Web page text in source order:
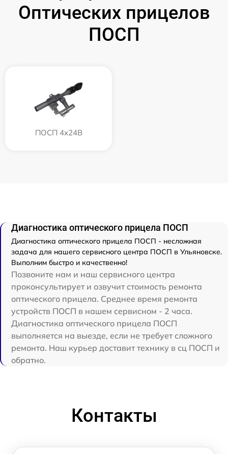
Оптических прицелов
ПОСП
ПОСП 4x24B
Диагностика оптического прицела ПОСП
Диагностика оптического прицела ПОСП - несложная
задача для нашего сервисного центра ПОСП в Ульяновске.
Выполним быстро и качественно!
Позвоните нам и наш сервисного центра
проконсультирует и озвучит стоимость ремонта
оптического прицела. Среднее время ремонта
устройств ПОСП в нашем сервисном - 2 часа.
Диагностика оптического прицела ПОСП
выполняется на выезде, если не требует сложного
ремонта. Наш курьер доставит технику в сц ПОСП и
обратно.
Контакты